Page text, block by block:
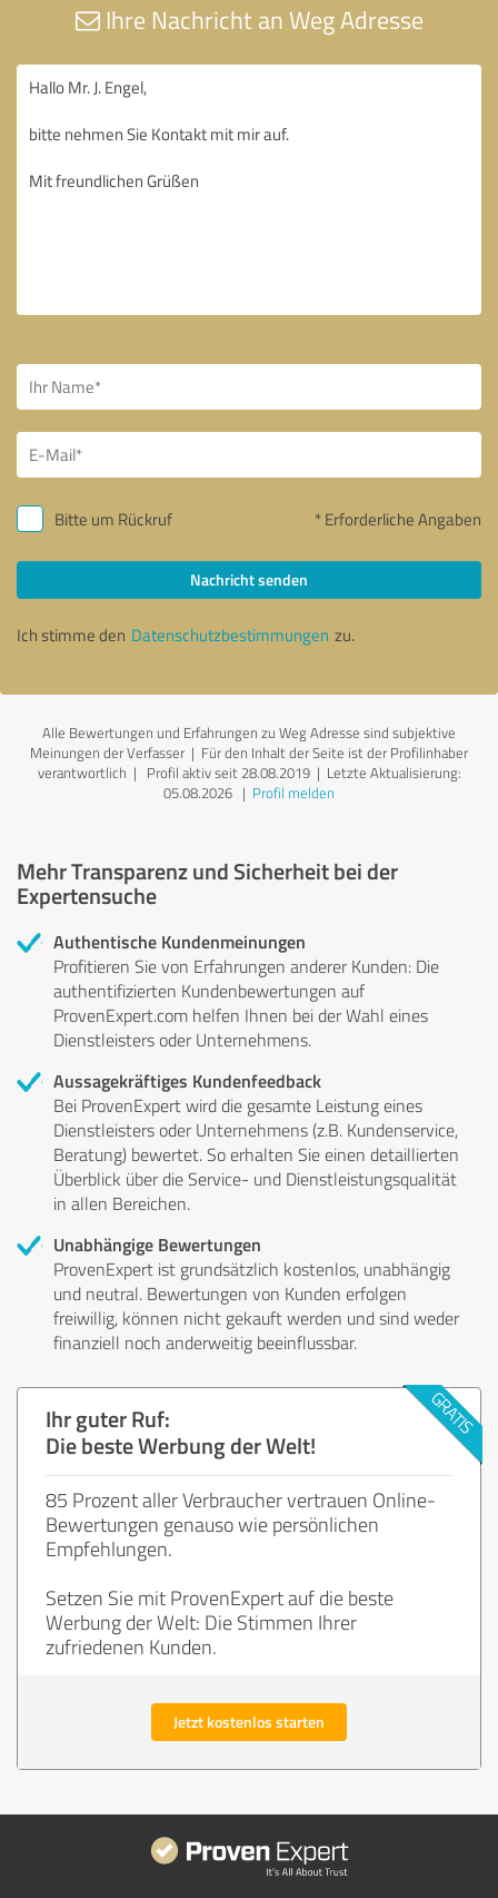
Ihre Nachricht an Weg Adresse
Bitte um Rückruf * Erforderliche Angaben
Nachricht senden
Ich stimme den Datenschutzbestimmungen zu.
Alle Bewertungen und Erfahrungen zu Weg Adresse sind subjektive
Meinungen der Verfasser | Für den Inhalt der Seite ist der Profilinhaber
verantwortlich | Profil aktiv seit 28.08.2019 | Letzte Aktualisierung:
05.08.2026 | Profil melden
Mehr Transparenz und Sicherheit bei der
Expertensuche
Authentische Kundenmeinungen
Profitieren Sie von Erfahrungen anderer Kunden: Die
authentifizierten Kundenbewertungen auf
ProvenExpert.com helfen Ihnen bei der Wahl eines
Dienstleisters oder Unternehmens.
Aussagekräftiges Kundenfeedback
Bei ProvenExpert wird die gesamte Leistung eines
Dienstleisters oder Unternehmens (z.B. Kundenservice,
Beratung) bewertet. So erhalten Sie einen detaillierten
Überblick über die Service- und Dienstleistungsqualität
in allen Bereichen.
Unabhängige Bewertungen
ProvenExpert ist grundsätzlich kostenlos, unabhängig
und neutral. Bewertungen von Kunden erfolgen
freiwillig, können nicht gekauft werden und sind weder
finanziell noch anderweitig beeinflussbar.
Ihr guter Ruf:
Die beste Werbung der Welt!
85 Prozent aller Verbraucher vertrauen Online-
Bewertungen genauso wie persönlichen
Empfehlungen.
Setzen Sie mit ProvenExpert auf die beste
Werbung der Welt: Die Stimmen Ihrer
zufriedenen Kunden.
Jetzt kostenlos starten